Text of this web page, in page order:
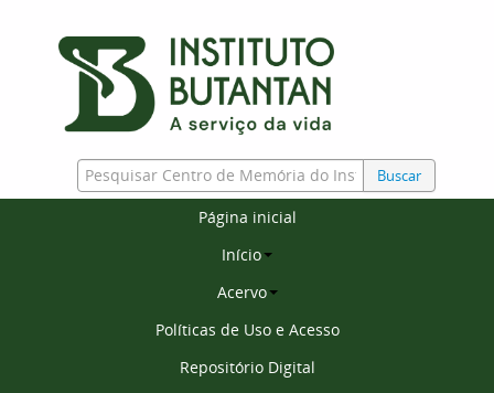
Buscar
Página inicial
Início
Acervo
Políticas de Uso e Acesso
Repositório Digital